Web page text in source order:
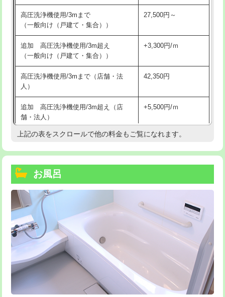
高圧洗浄機使用/3mまで
（一般向け（戸建て・集合））
27,500円～
追加 高圧洗浄機使用/3m超え
（一般向け（戸建て・集合））
+3,300円/ｍ
高圧洗浄機使用/3mまで（店舗・法
人）
42,350円
追加 高圧洗浄機使用/3m超え（店
舗・法人）
+5,500円/ｍ
高度高圧洗浄換 現地調査
トーラー機使用/3mまで
追加トーラー機使用/3m超え
カメラ調査 33,000円
桝清掃 8,800円
止水・漏水調査・防水処理・清掃・修
理・調整・分解・加工など（軽作業）
止水・漏水調査・防水処理・清掃・修
22,000円
上記の表をスクロールで他の料金もご覧になれます。
お風呂